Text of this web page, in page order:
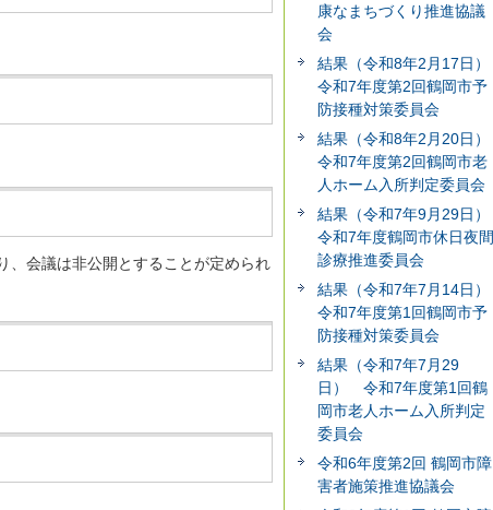
、会議は非公開とすることが定められ
康なまちづくり推進協議
会
結果（令和8年2月17日）
令和7年度第2回鶴岡市予
防接種対策委員会
結果（令和8年2月20日）
令和7年度第2回鶴岡市老
人ホーム入所判定委員会
結果（令和7年9月29日）
令和7年度鶴岡市休日夜間
診療推進委員会
結果（令和7年7月14日）
令和7年度第1回鶴岡市予
防接種対策委員会
結果（令和7年7月29
日） 令和7年度第1回鶴
岡市老人ホーム入所判定
委員会
令和6年度第2回 鶴岡市障
害者施策推進協議会